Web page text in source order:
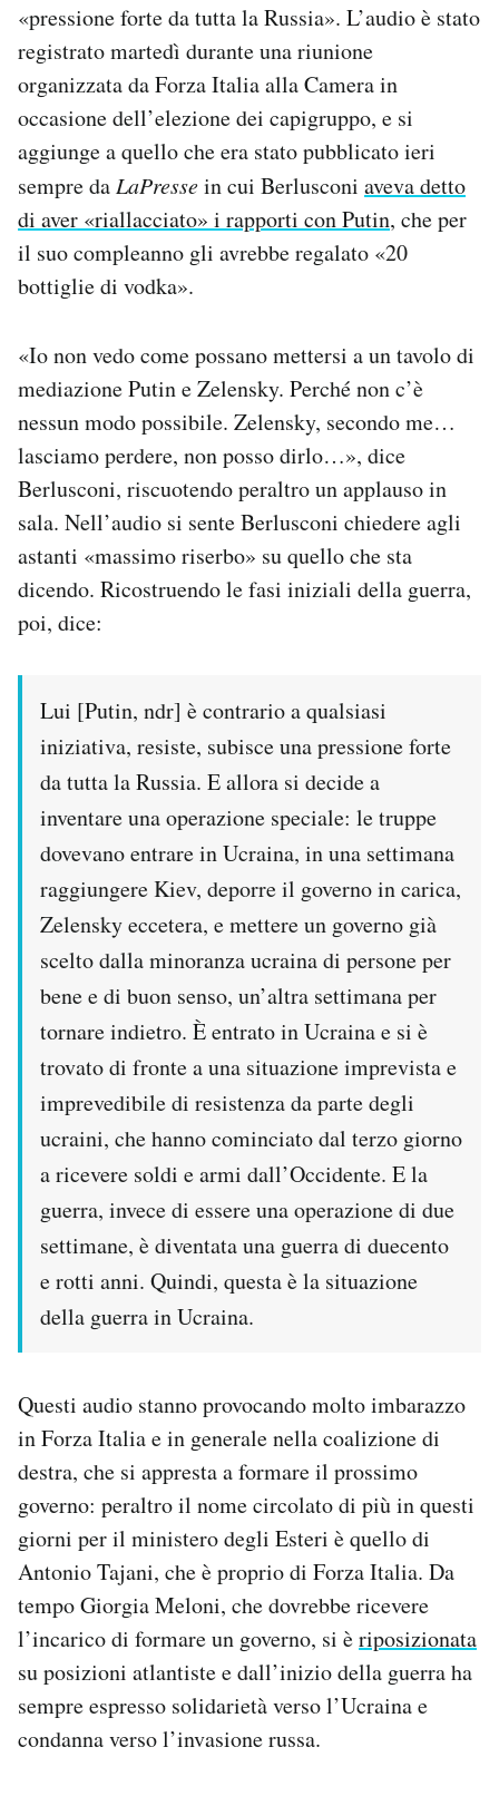
«pressione forte da tutta la Russia». L’audio è stato
registrato martedì durante una riunione
organizzata da Forza Italia alla Camera in
occasione dell’elezione dei capigruppo, e si
aggiunge a quello che era stato pubblicato ieri
sempre da LaPressein cui Berlusconi aveva detto
di aver «riallacciato» i rapporti con Putin, che per
il suo compleanno gli avrebbe regalato «20
bottiglie di vodka».
«Io non vedo come possano mettersi a un tavolo di
mediazione Putin e Zelensky. Perché non c’è
nessun modo possibile. Zelensky, secondo me…
lasciamo perdere, non posso dirlo…», dice
Berlusconi, riscuotendo peraltro un applauso in
sala. Nell’audio si sente Berlusconi chiedere agli
astanti «massimo riserbo» su quello che sta
dicendo. Ricostruendo le fasi iniziali della guerra,
poi, dice:
Lui [Putin, ndr] è contrario a qualsiasi
iniziativa, resiste, subisce una pressione forte
da tutta la Russia. E allora si decide a
inventare una operazione speciale: le truppe
dovevano entrare in Ucraina, in una settimana
raggiungere Kiev, deporre il governo in carica,
Zelensky eccetera, e mettere un governo già
scelto dalla minoranza ucraina di persone per
bene e di buon senso, un’altra settimana per
tornare indietro. È entrato in Ucraina e si è
trovato di fronte a una situazione imprevista e
imprevedibile di resistenza da parte degli
ucraini, che hanno cominciato dal terzo giorno
a ricevere soldi e armi dall’Occidente. E la
guerra, invece di essere una operazione di due
settimane, è diventata una guerra di duecento
e rotti anni. Quindi, questa è la situazione
della guerra in Ucraina.
Questi audio stanno provocando molto imbarazzo
in Forza Italia e in generale nella coalizione di
destra, che si appresta a formare il prossimo
governo: peraltro il nome circolato di più in questi
giorni per il ministero degli Esteri è quello di
Antonio Tajani, che è proprio di Forza Italia. Da
tempo Giorgia Meloni, che dovrebbe ricevere
l’incarico di formare un governo, si èriposizionata
su posizioni atlantiste e dall’inizio della guerra ha
sempre espresso solidarietà verso l’Ucraina e
condanna verso l’invasione russa.